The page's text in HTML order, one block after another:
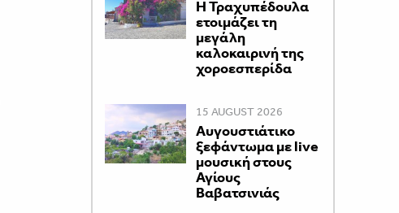
Η Τραχυπέδουλα
ετοιμάζει τη
μεγάλη
καλοκαιρινή της
χοροεσπερίδα
15 AUGUST 2026
Αυγουστιάτικο
ξεφάντωμα με live
μουσική στους
Αγίους
Βαβατσινιάς